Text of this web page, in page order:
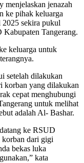
menjelaskan jenazah
ke pihak keluarga
sekira pukul
Kabupaten Tangerang.
keluarga untuk
setelah dilakukan
korban yang dilakukan
cepat menghubungi
untuk melihat
adalah Al- Bashar.
ke RSUD
korban dari gigi
bekas luka
kata